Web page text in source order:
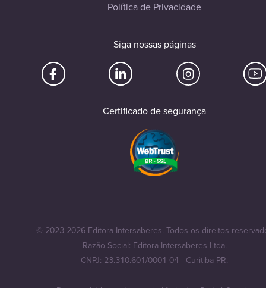
Política de Privacidade
Siga nossas páginas
Certificado de segurança
© 2023-2026 Editora Intersaberes. Todos os direitos
Razão Social: Editora Intersaberes Ltda.
CNPJ: 23.310.601/0001-04 - Curitiba-PR.